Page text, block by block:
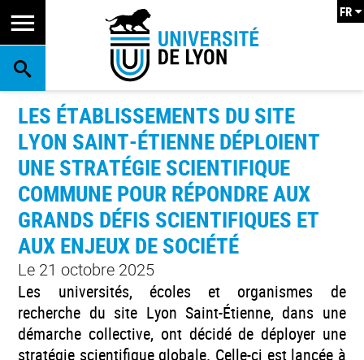
RECHERCHE
FR
LES ÉTABLISSEMENTS DU SITE
LYON SAINT-ÉTIENNE DÉPLOIENT
UNE STRATÉGIE SCIENTIFIQUE
COMMUNE POUR RÉPONDRE AUX
GRANDS DÉFIS SCIENTIFIQUES ET
AUX ENJEUX DE SOCIÉTÉ
Le 21 octobre 2025
Les universités, écoles et organismes de
recherche du site Lyon Saint-Étienne, dans une
démarche collective, ont décidé de déployer une
stratégie scientifique globale. Celle-ci est lancée à